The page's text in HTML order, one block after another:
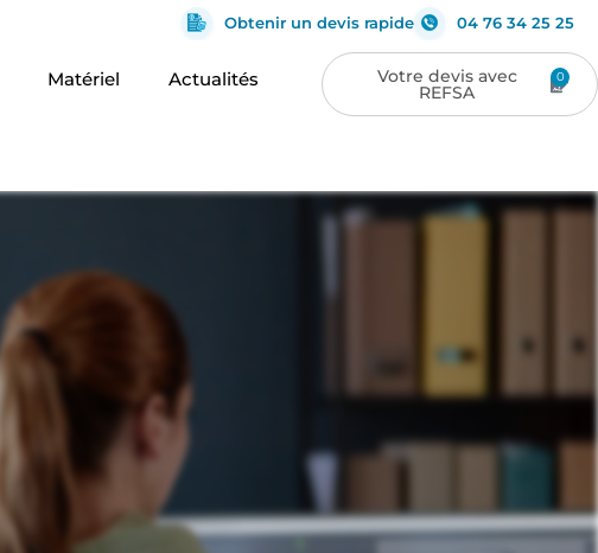
Obtenir un devis rapide 04 76 34 25 25
Matériel Actualités 0